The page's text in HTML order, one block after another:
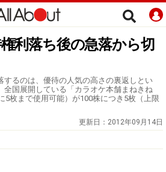
利落ち後の急落から切
するのは、優待の人気の高さの裏返しとい
全国展開している「カラオケ本舗まねきね
5枚まで使用可能）が100株につき5枚（上限
更新日： 2012年09月14日